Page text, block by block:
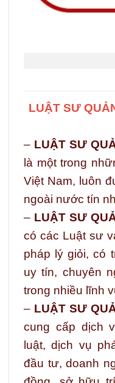
LUẬT SƯ
– LUẬT SƯ
là một trong
Việt Nam, luôn
ngoài nước tín
– LUẬT SƯ
có các Luật sư
pháp lý giỏi, có
uy tín, chuyên
trong nhiều lĩnh
– LUẬT SƯ
cung cấp dịch
luật, dịch vụ
đầu tư, doanh